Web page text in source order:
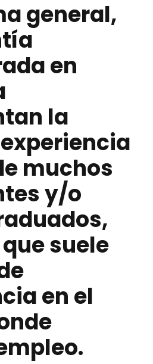
general,
en
la
experiencia
muchos
y/o
suele
en el